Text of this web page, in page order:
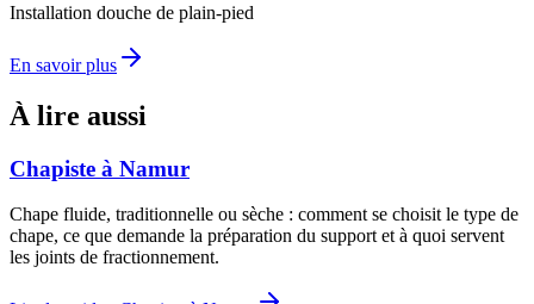
Installation douche de plain-pied
En savoir plus
À lire aussi
Chapiste à Namur
Chape fluide, traditionnelle ou sèche : comment se choisit le type de
chape, ce que demande la préparation du support et à quoi servent
les joints de fractionnement.